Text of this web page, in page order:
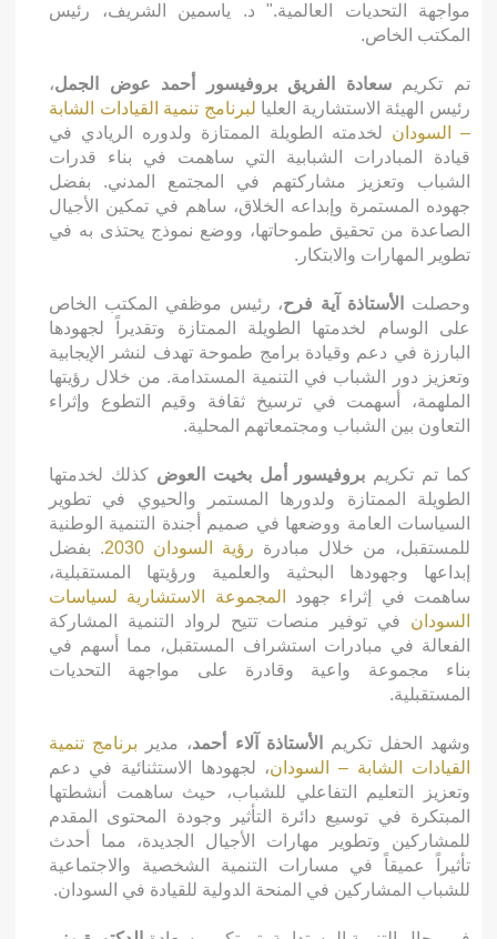
مواجهة التحديات العالمية." د. ياسمين الشريف، رئيس
المكتب الخاص.
تم تكريمسعادة الفريق بروفيسور أحمد عوض الجمل،
رئيس الهيئة الاستشارية العليا لبرنامج تنمية القيادات الشابة
– السودان لخدمته الطويلة الممتازة ولدوره الريادي في
قيادة المبادرات الشبابية التي ساهمت في بناء قدرات
الشباب وتعزيز مشاركتهم في المجتمع المدني. بفضل
جهوده المستمرة وإبداعه الخلاق، ساهم في تمكين الأجيال
الصاعدة من تحقيق طموحاتها، ووضع نموذج يحتذى به في
تطوير المهارات والابتكار.
وحصلت الأستاذة آية فرح، رئيس موظفي المكتب الخاص
على الوسام لخدمتها الطويلة الممتازة وتقديراً لجهودها
البارزة في دعم وقيادة برامج طموحة تهدف لنشر الإيجابية
وتعزيز دور الشباب في التنمية المستدامة. من خلال رؤيتها
الملهمة، أسهمت في ترسيخ ثقافة وقيم التطوع وإثراء
التعاون بين الشباب ومجتمعاتهم المحلية.
كما تم تكريم بروفيسور أمل بخيت العوض كذلك لخدمتها
الطويلة الممتازة ولدورها المستمر والحيوي في تطوير
السياسات العامة ووضعها في صميم أجندة التنمية الوطنية
للمستقبل، من خلال مبادرة رؤية السودان 2030
. بفضل
إبداعها وجهودها البحثية والعلمية ورؤيتها المستقبلية،
ساهمت في إثراء جهود
المجموعة الاستشارية لسياسات
السودان في توفير منصات تتيح لرواد التنمية المشاركة
الفعالة في مبادرات استشراف المستقبل، مما أسهم في
بناء مجموعة واعية وقادرة على مواجهة التحديات
المستقبلية.
وشهد الحفل تكريم الأستاذة آلاء أحمد، مدير برنامج تنمية
القيادات الشابة – السودان، لجهودها الاستثنائية في دعم
وتعزيز التعليم التفاعلي للشباب، حيث ساهمت أنشطتها
المبتكرة في توسيع دائرة التأثير وجودة المحتوى المقدم
للمشاركين وتطوير مهارات الأجيال الجديدة، مما أحدث
تأثيراً عميقاً في مسارات التنمية الشخصية والاجتماعية
للشباب المشاركين في المنحة الدولية للقيادة في السودان.